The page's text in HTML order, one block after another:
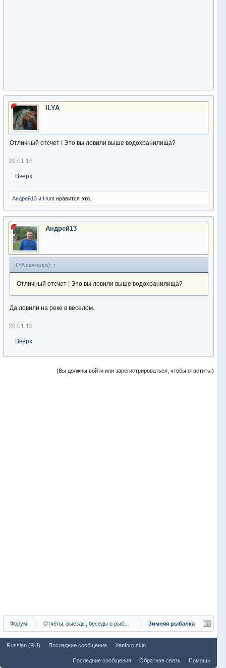
ILYA
Отличный отсчет ! Это вы ловили выше водохранилища?
20.01.16
Вверх
Андрей13 и Hunt нравится это.
Андрей13
ILYA сказал(а): ↑
Отличный отсчет ! Это вы ловили выше водохранилища?
Да,ловили на реке в веселом.
20.01.16
Вверх
(Вы должны войти или зарегистрироваться, чтобы ответить.)
Форум Отчёты, выезды, беседы о рыбалке Зимняя рыбалка
Russian (RU) Последние сообщения Xenforo skin
Последние сообщения Обратная связь Помощь